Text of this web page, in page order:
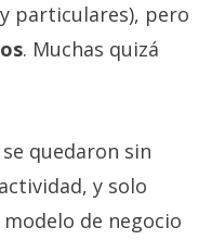
particulares), pero
. Muchas quizá
quedaron sin
y solo
de negocio